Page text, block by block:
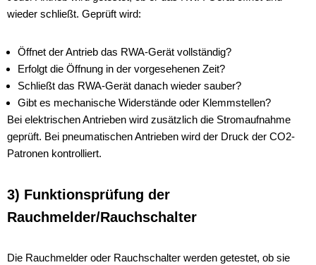
wieder schließt. Geprüft wird:
Öffnet der Antrieb das RWA-Gerät vollständig?
Erfolgt die Öffnung in der vorgesehenen Zeit?
Schließt das RWA-Gerät danach wieder sauber?
Gibt es mechanische Widerstände oder Klemmstellen?
Bei elektrischen Antrieben wird zusätzlich die Stromaufnahme
geprüft. Bei pneumatischen Antrieben wird der Druck der CO2-
Patronen kontrolliert.
3) Funktionsprüfung der
Rauchmelder/Rauchschalter
Die Rauchmelder oder Rauchschalter werden getestet, ob sie